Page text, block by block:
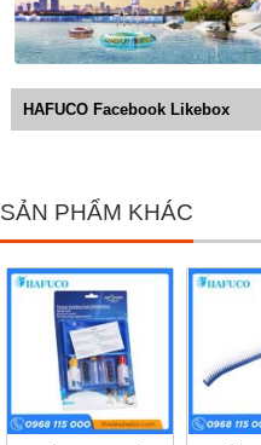
HAFUCO Facebook Likebox
SẢN PHẨM KHÁC